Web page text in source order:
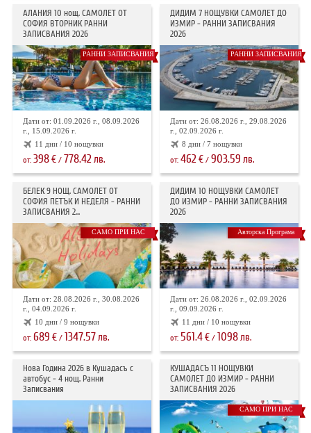
АЛАНИЯ 10 нощ. САМОЛЕТ ОТ
СОФИЯ ВТОРНИК РАННИ
ЗАПИСВАНИЯ 2026
РАННИ ЗАПИСВАНИЯ
Дати от: 01.09.2026 г., 08.09.2026
г., 15.09.2026 г.
11 дни / 10 нощувки
от: 398€/ 778.42лв.
ДИДИМ 7 НОЩУВКИ САМОЛЕТ ДО
ИЗМИР - РАННИ ЗАПИСВАНИЯ
2026
РАННИ ЗАПИСВАНИЯ
Дати от: 26.08.2026 г., 29.08.2026
г., 02.09.2026 г.
8 дни / 7 нощувки
от:462€ /903.59 лв.
БЕЛЕК 9 НОЩ. САМОЛЕТ ОТ
СОФИЯ ПЕТЪК И НЕДЕЛЯ - РАННИ
ЗАПИСВАНИЯ 2...
САМО ПРИ НАС
Дати от: 28.08.2026 г., 30.08.2026
г., 04.09.2026 г.
10 дни / 9 нощувки
от: 689 €/ 1347.57лв.
ДИДИМ 10 НОЩУВКИ САМОЛЕТ
ДО ИЗМИР - РАННИ ЗАПИСВАНИЯ
2026
Авторска Програма
Дати от: 26.08.2026 г., 02.09.2026
г., 09.09.2026 г.
11 дни / 10 нощувки
от:561.4€ / 1098лв.
Нова Година 2026 в Кушадасъ с
автобус - 4 нощ. Ранни
Записвания
КУШАДАСЪ 11 НОЩУВКИ
САМОЛЕТ ДО ИЗМИР - РАННИ
ЗАПИСВАНИЯ 2026
САМО ПРИ НАС